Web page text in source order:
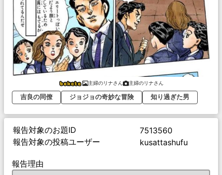
主婦のリナさん 主婦のリナさん
吉良の同僚 ジョジョの奇妙な冒険 知り過ぎた男
報告対象のお題ID
7513560
報告対象の投稿ユーザー
kusattashufu
報告理由